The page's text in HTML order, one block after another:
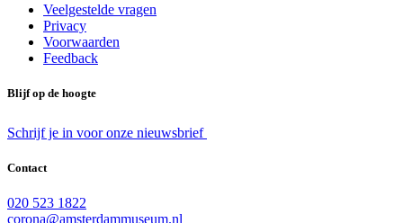
Veelgestelde vragen
Privacy
Voorwaarden
Feedback
Blijf op de hoogte
Schrijf je in voor onze nieuwsbrief
Contact
020 523 1822
corona@amsterdammuseum.nl